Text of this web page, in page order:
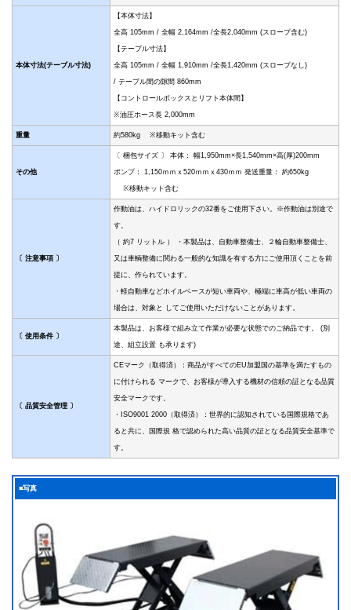
本体寸法(テーブル寸法)
【本体寸法】
全高 105mm / 全幅 2,164mm /全長2,040mm (スロープ含む)
【テーブル寸法】
全高 105mm / 全幅 1,910mm /全長1,420mm (スロープなし)
/ テーブル間の隙間 860mm
【コントロールボックスとリフト本体間】
※油圧ホース長 2,000mm
重量 約580kg ※移動キット含む
その他
〔 梱包サイズ 〕 本体： 幅1,950mm×長1,540mm×高(厚)200mm
ポンプ： 1,150ｍｍｘ520ｍｍｘ430ｍｍ 発送重量： 約650kg
※移動キット含む
〔 注意事項 〕
作動油は、ハイドロリックの32番をご使用下さい。※作動油は別途で
す。
（ 約7 リットル ） ・本製品は、自動車整備士、２輪自動車整備士、
又は車輌整備に関わる一般的な知識を有する方にご使用頂くことを前
提に、作られています。
・軽自動車などホイルベースが短い車両や、極端に車高が低い車両の
場合は、対象と してご使用いただけないことがあります。
〔 使用条件 〕
本製品は、お客様で組み立て作業が必要な状態でのご納品です。 (別
途、組立設置 も承ります)
〔 品質安全管理 〕
CEマーク（取得済）：商品がすべてのEU加盟国の基準を満たすもの
に付けられる マークで、お客様が導入する機材の信頼の証となる品質
安全マークです。
・ISO9001 2000（取得済）：世界的に認知されている国際規格であ
ると共に、国際規 格で認められた高い品質の証となる品質安全基準で
す。
■写真